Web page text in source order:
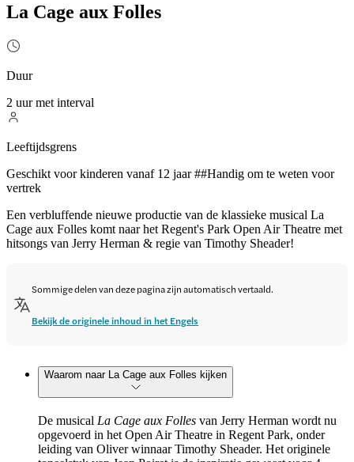
La Cage aux Folles
Duur
2 uur met interval
Leeftijdsgrens
Geschikt voor kinderen vanaf 12 jaar ##Handig om te weten voor
vertrek
Een verbluffende nieuwe productie van de klassieke musical La
Cage aux Folles komt naar het Regent's Park Open Air Theatre met
hitsongs van Jerry Herman & regie van Timothy Sheader!
Sommige delen van deze pagina zijn automatisch vertaald.
Bekijk de originele inhoud in het Engels
Waarom naar La Cage aux Folles kijken
De musical La Cage aux Folles van Jerry Herman wordt nu
opgevoerd in het Open Air Theatre in Regent Park, onder
leiding van Oliver winnaar Timothy Sheader. Het originele